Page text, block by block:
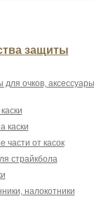
защиты
для очков,
каски
части от касок
страйкбола
налокотники